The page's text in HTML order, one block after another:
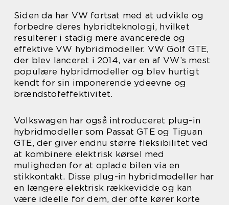
Siden da har VW fortsat med at udvikle og
forbedre deres hybridteknologi, hvilket
resulterer i stadig mere avancerede og
effektive VW hybridmodeller. VW Golf GTE,
der blev lanceret i 2014, var en af VW’s mest
populære hybridmodeller og blev hurtigt
kendt for sin imponerende ydeevne og
brændstofeffektivitet.
Volkswagen har også introduceret plug-in
hybridmodeller som Passat GTE og Tiguan
GTE, der giver endnu større fleksibilitet ved
at kombinere elektrisk kørsel med
muligheden for at oplade bilen via en
stikkontakt. Disse plug-in hybridmodeller har
en længere elektrisk rækkevidde og kan
være ideelle for dem, der ofte kører korte